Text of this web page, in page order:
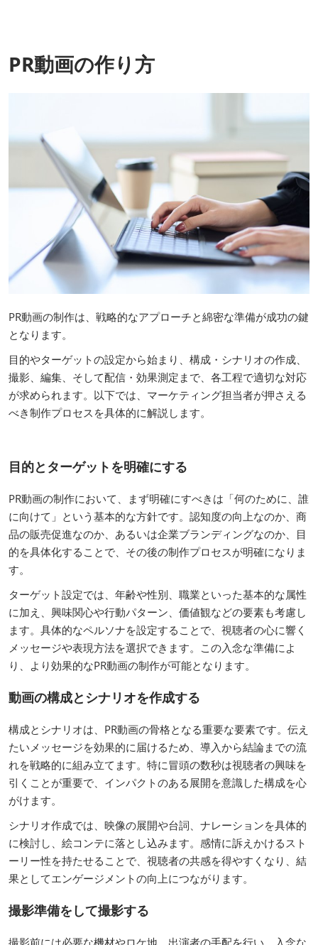
PR動画の作り方
PR動画の制作は、戦略的なアプローチと綿密な準備が成功の鍵
となります。
目的やターゲットの設定から始まり、構成・シナリオの作成、
撮影、編集、そして配信・効果測定まで、各工程で適切な対応
が求められます。以下では、マーケティング担当者が押さえる
べき制作プロセスを具体的に解説します。
目的とターゲットを明確にする
PR動画の制作において、まず明確にすべきは「何のために、誰
に向けて」という基本的な方針です。認知度の向上なのか、商
品の販売促進なのか、あるいは企業ブランディングなのか、目
的を具体化することで、その後の制作プロセスが明確になりま
す。
ターゲット設定では、年齢や性別、職業といった基本的な属性
に加え、興味関心や行動パターン、価値観などの要素も考慮し
ます。具体的なペルソナを設定することで、視聴者の心に響く
メッセージや表現方法を選択できます。この入念な準備によ
り、より効果的なPR動画の制作が可能となります。
動画の構成とシナリオを作成する
構成とシナリオは、PR動画の骨格となる重要な要素です。伝え
たいメッセージを効果的に届けるため、導入から結論までの流
れを戦略的に組み立てます。特に冒頭の数秒は視聴者の興味を
引くことが重要で、インパクトのある展開を意識した構成を心
がけます。
シナリオ作成では、映像の展開や台詞、ナレーションを具体的
に検討し、絵コンテに落とし込みます。感情に訴えかけるスト
ーリー性を持たせることで、視聴者の共感を得やすくなり、結
果としてエンゲージメントの向上につながります。
撮影準備をして撮影する
撮影前には必要な機材やロケ地、出演者の手配を行い、入念な